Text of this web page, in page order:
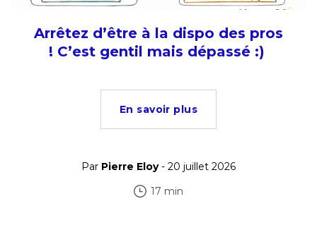
Arrêtez d’être à la dispo des pros
! C’est gentil mais dépassé :)
En savoir plus
Par Pierre Eloy- 20 juillet 2026
17 min